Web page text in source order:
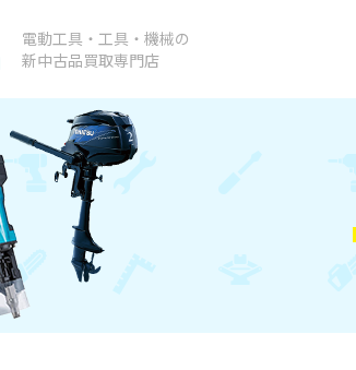
電動工具・工具・機械の
新中古品買取専門店